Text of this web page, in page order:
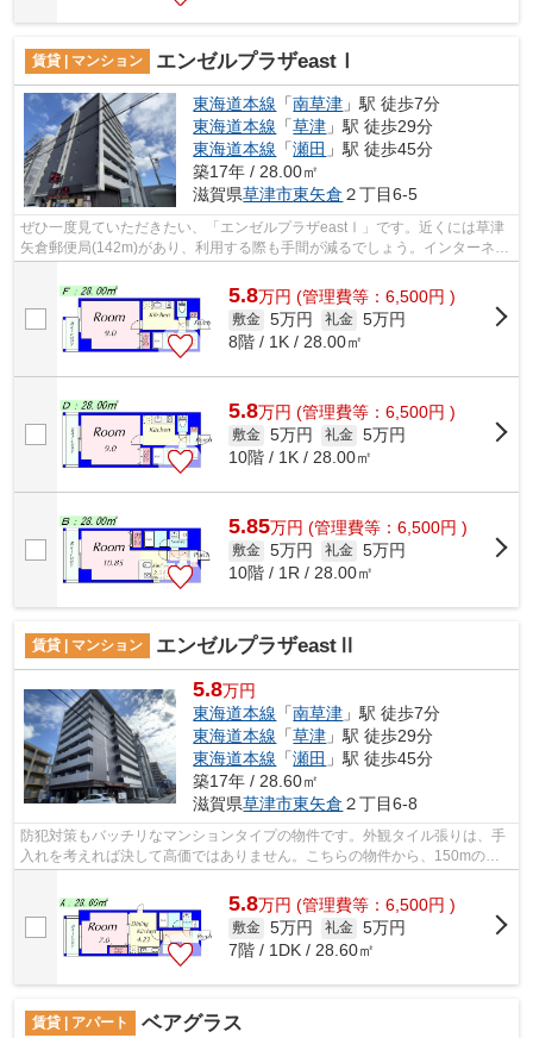
賃貸 | マンション エンゼルプラザeastⅠ
東海道本線 「南草津 」駅 徒歩7分
東海道本線 「草津 」駅 徒歩29分
東海道本線 「瀬田 」駅 徒歩45分
築17年 / 28.00㎡
滋賀県草津市東矢倉 ２丁目6-5
ぜひ一度見ていただきたい、「エンゼルプラザeastⅠ」です。近くには草津
矢倉郵便局(142m)があり、利用する際も手間が減るでしょう。インターネッ
ト無料なので気軽にパソコンやスマート...
5.8万円 (管理費等：6,500円 )
敷金 5万円 礼金 5万円
8階 / 1K / 28.00㎡
5.8万円 (管理費等：6,500円 )
敷金 5万円 礼金 5万円
10階 / 1K / 28.00㎡
5.85万円 (管理費等：6,500円 )
敷金 5万円 礼金 5万円
10階 / 1R / 28.00㎡
賃貸 | マンション エンゼルプラザeastⅡ
5.8万円
東海道本線 「南草津 」駅 徒歩7分
東海道本線 「草津 」駅 徒歩29分
東海道本線 「瀬田 」駅 徒歩45分
築17年 / 28.60㎡
滋賀県草津市東矢倉 ２丁目6-8
防犯対策もバッチリなマンションタイプの物件です。外観タイル張りは、手
入れを考えれば決して高価ではありません。こちらの物件から、150mの距
離に駐車場があります。初期費用をカー...
5.8万円 (管理費等：6,500円 )
敷金 5万円 礼金 5万円
7階 / 1DK / 28.60㎡
賃貸 | アパート ベアグラス